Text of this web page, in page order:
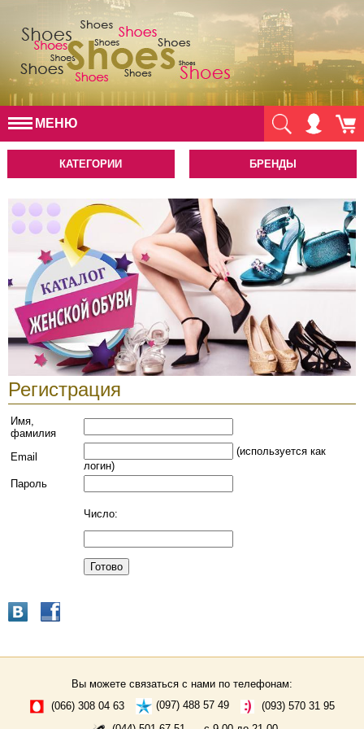
МЕНЮ
КАТЕГОРИИ БРЕНДЫ
Регистрация
Имя,
фамилия
Email
(используется как
логин)
Пароль
Число:
Вы можете связаться с нами по телефонам:
(066) 308 04 63
(097) 488 57 49
(093) 570 31 95